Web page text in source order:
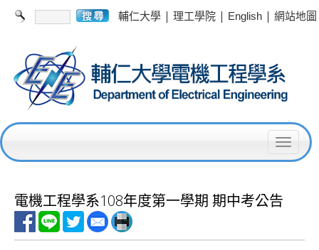
輔仁大學 | 理工學院 | English | 網站地圖
T
l
電機工程學系108年度第一學期 期中考公告